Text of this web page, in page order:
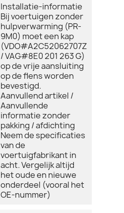
Installatie-informatie
Bij voertuigen zonder
hulpverwarming (PR-
9M0) moet een kap
(VDO#A2C52062707Z
/ VAG#8E0 201 263 G)
op de vrije aansluiting
op de flens worden
bevestigd.
Aanvullend artikel /
Aanvullende
informatie zonder
pakking / afdichting
Neem de specificaties
van de
voertuigfabrikant in
acht. Vergelijk altijd
het oude en nieuwe
onderdeel (vooral het
OE-nummer)